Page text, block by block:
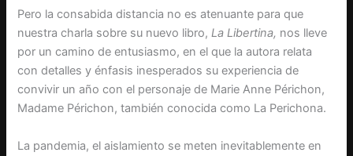
Pero la consabida distancia no es atenuante para que
nuestra charla sobre su nuevo libro,La Libertina, nos lleve
por un camino de entusiasmo, en el que la autora relata
con detalles y énfasis inesperados su experiencia de
convivir un año con el personaje de Marie Anne Périchon,
Madame Périchon, también conocida como La Perichona.
La pandemia, el aislamiento se meten inevitablemente en